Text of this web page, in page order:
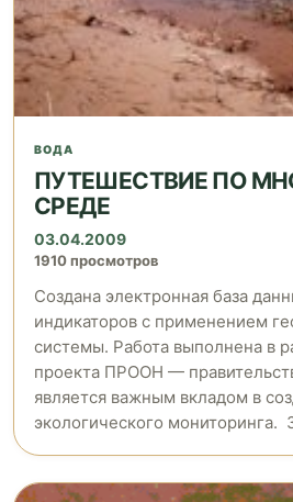
ВОДА
ПУТЕШЕСТВИЕ ПО
СРЕДЕ
03.04.2009
1910 просмотров
Создана электронная база
индикаторов с применением
системы. Работа выполнена в
проекта ПРООН —
является важным вкладом в
экологического мониторинга.